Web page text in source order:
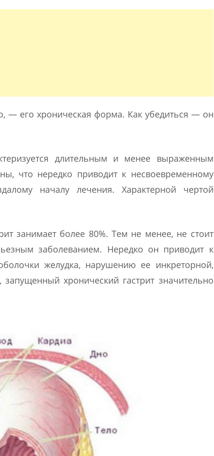
— его хроническая форма. Как убедиться — он
длительным и менее выраженным
что нередко приводит к несвоевременному
началу лечения. Характерной чертой
занимает более 80%. Тем не менее, не стоит
заболеванием. Нередко он приводит к
желудка, нарушению ее инкреторной,
хронический гастрит значительно